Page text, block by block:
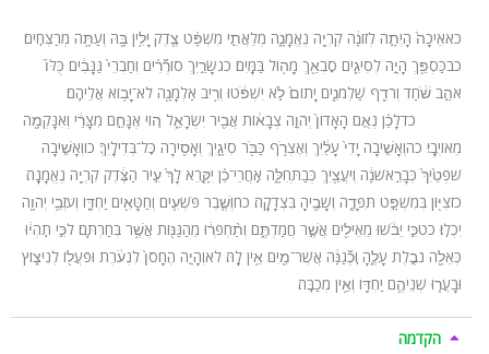
כאאֵיכָה֙ הָיְתָ֣ה לְזוֹנָ֔ה קִרְיָ֖ה נֶאֱמָנָ֑ה מְלֵאֲתִ֣י מִשְׁפָּ֗ט צֶ֛דֶק יָלִ֥ין בָּ֖הּ וְעַתָּ֥ה מְרַצְּחִֽים׃
כבכַּסְפֵּ֖ךְ הָיָ֣ה לְסִיגִ֑ים סׇבְאֵ֖ךְ מָה֥וּל בַּמָּֽיִם׃ כגשָׂרַ֣יִךְ סוֹרְﬞרִ֗ים וְחַבְרֵי֙ גַּנָּבִ֔ים כֻּלּוֹ֙
אֹהֵ֣ב שֹׁ֔חַד וְרֹדֵ֖ף שַׁלְמֹנִ֑ים יָתוֹם֙ לֹ֣א יִשְׁפֹּ֔טוּ וְרִ֥יב אַלְמָנָ֖ה לֹא־יָב֥וֹא אֲלֵיהֶֽם׃
כדלָכֵ֗ן נְאֻ֤ם הָאָדוֹן֙ יְהֹוָ֣ה צְבָא֔וֹת אֲבִ֖יר יִשְׂרָאֵ֑ל ה֚וֹי אֶנָּחֵ֣ם מִצָּרַ֔י וְאִנָּקְמָ֖ה
מֵאוֹיְבָֽי׃ כהוְאָשִׁ֤יבָה יָדִי֙ עָלַ֔יִךְ וְאֶצְרֹ֥ף כַּבֹּ֖ר סִיגָ֑יִךְ וְאָסִ֖ירָה כׇּל־בְּדִילָֽיִךְ׃ כווְאָשִׁ֤יבָה
שֹׁפְטַ֙יִךְ֙ כְּבָרִ֣אשֹׁנָ֔ה וְיֹעֲצַ֖יִךְ כְּבַתְּחִלָּ֑ה אַֽחֲרֵי־כֵ֗ן יִקָּ֤רֵא לָךְ֙ עִ֣יר הַצֶּ֔דֶק קִרְיָ֖ה נֶאֱמָנָֽה׃
כזצִיּ֖וֹן בְּמִשְׁפָּ֣ט תִּפָּדֶ֑ה וְשָׁבֶ֖יהָ בִּצְדָקָֽה׃ כחוְשֶׁ֧בֶר פֹּשְׁעִ֛ים וְחַטָּאִ֖ים יַחְדָּ֑ו וְעֹזְבֵ֥י יְהֹוָ֖ה
יִכְלֽוּ׃ כטכִּ֣י יֵבֹ֔שׁוּ מֵאֵילִ֖ים אֲשֶׁ֣ר חֲמַדְתֶּ֑ם וְתַ֨חְפְּר֔וּ מֵהַגַּנּ֖וֹת אֲשֶׁ֥ר בְּחַרְתֶּֽם׃ לכִּ֣י תִֽהְי֔וּ
כְּאֵלָ֖ה נֹבֶ֣לֶת עָלֶ֑הָ וּֽכְﬞגַנָּ֔ה אֲשֶׁר־מַ֖יִם אֵ֥ין לָֽהּ׃ לאוְהָיָ֤ה הֶחָסֹן֙ לִנְעֹ֔רֶת וּפֹעֲל֖וֹ לְנִיצ֑וֹץ
וּבָעֲר֧וּ שְׁנֵיהֶ֛ם יַחְדָּ֖ו וְאֵ֥ין מְכַבֶּֽה׃
הקדמה